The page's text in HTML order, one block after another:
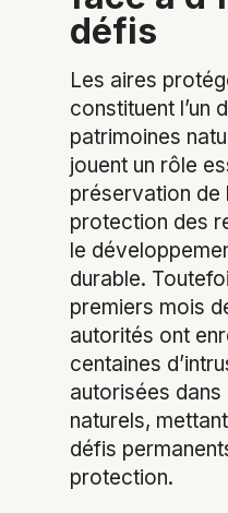
défis
Les aires
constituent l’un
patrimoines
jouent un rôle
préservation de
protection des
le
durable.
premiers mois
autorités ont
centaines
autorisées
naturels,
défis
protection.